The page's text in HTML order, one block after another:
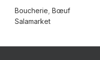
Boucherie Bœuf
Salamarket